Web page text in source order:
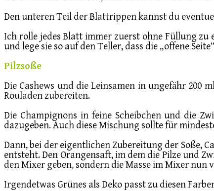
Den unteren Teil der Blattrippen kannst du
Ich rolle jedes Blatt immer zuerst ohne Füllung zu
und lege sie so auf den Teller, dass die „offene
Pilzsoße
Die Cashews und die Leinsamen in ungefähr 200
Rouladen zubereiten.
Die Champignons in feine Scheibchen und die
dazugeben. Auch diese Mischung sollte für
Dann, bei der eigentlichen Zubereitung der Soße,
entsteht. Den Orangensaft, im dem die Pilze und
den Mixer geben, sondern die Masse im Mixer
Irgendetwas Grünes als Deko passt zu diesen